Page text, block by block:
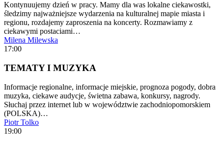
Kontynuujemy dzień w pracy. Mamy dla was lokalne ciekawostki,
śledzimy najważniejsze wydarzenia na kulturalnej mapie miasta i
regionu, rozdajemy zaproszenia na koncerty. Rozmawiamy z
ciekawymi postaciami…
Milena Milewska
17:00
TEMATY I MUZYKA
Informacje regionalne, informacje miejskie, prognoza pogody, dobra
muzyka, ciekawe audycje, świetna zabawa, konkursy, nagrody.
Słuchaj przez internet lub w województwie zachodniopomorskiem
(POLSKA)…
Piotr Tolko
19:00